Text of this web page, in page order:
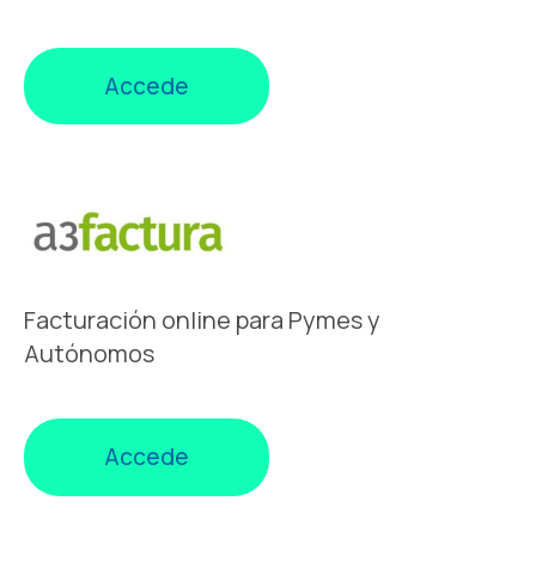
Accede
Facturación online para Pymes y
Autónomos
Accede